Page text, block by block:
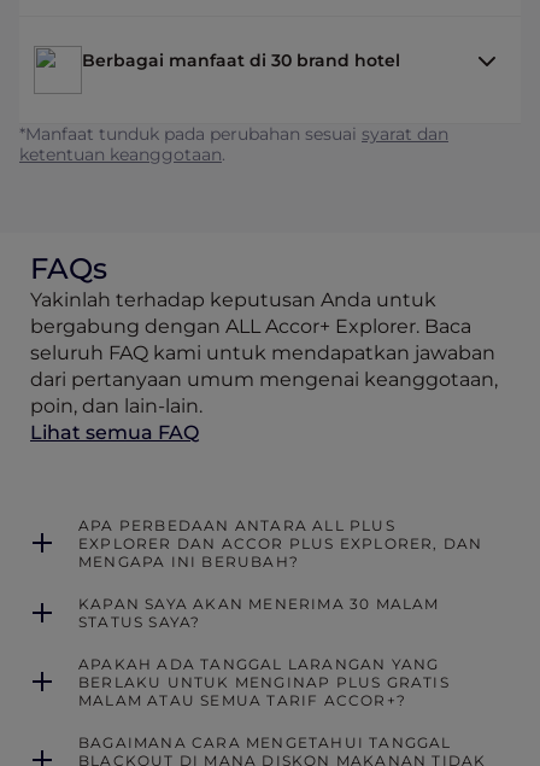
Berbagai manfaat di 30 brand hotel
*Manfaat tunduk pada perubahan sesuai syarat dan
ketentuan keanggotaan.
FAQs
Yakinlah terhadap keputusan Anda untuk
bergabung dengan ALL Accor+ Explorer. Baca
seluruh FAQ kami untuk mendapatkan jawaban
dari pertanyaan umum mengenai keanggotaan,
poin, dan lain-lain.
Lihat semua FAQ
APA PERBEDAAN ANTARA ALL PLUS
EXPLORER DAN ACCOR PLUS EXPLORER, DAN
MENGAPA INI BERUBAH?
KAPAN SAYA AKAN MENERIMA 30 MALAM
STATUS SAYA?
APAKAH ADA TANGGAL LARANGAN YANG
BERLAKU UNTUK MENGINAP PLUS GRATIS
MALAM ATAU SEMUA TARIF ACCOR+?
BAGAIMANA CARA MENGETAHUI TANGGAL
BLACKOUT DI MANA DISKON MAKANAN TIDAK